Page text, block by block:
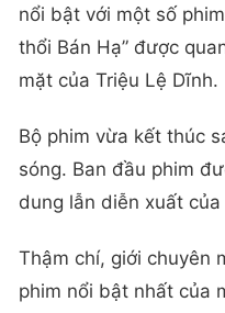
nổi bật với một số
thổi Bán Hạ” được
mặt của Triệu Lệ Dĩnh.
Bộ phim vừa kết thúc
sóng. Ban đầu phim
dung lẫn diễn xuất
Thậm chí, giới chuyên
phim nổi bật nhất của